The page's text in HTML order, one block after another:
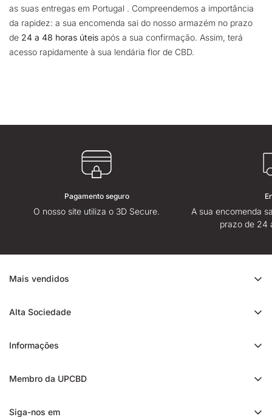
as suas entregas em Portugal . Compreendemos a importância
da rapidez: a sua encomenda sai do nosso armazém no prazo
de 24 a 48 horas úteis após a sua confirmação. Assim, terá
acesso rapidamente à sua lendária flor de CBD.
Pagamento seguro
O nosso site utiliza o 3D Secure.
A sua encomenda
prazo de 24
Mais vendidos
Cali CBD
Trim CBD
Alta Sociedade
Avaliação da High Society
Informações
Entrega
Membro da UPCBD
Siga-nos em